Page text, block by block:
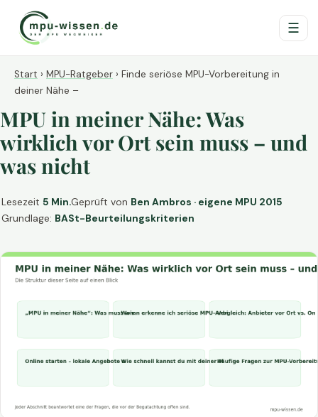
☰
Start › MPU-Ratgeber › Finde seriöse MPU-Vorbereitung in
deiner Nähe –
MPU in meiner Nähe: Was
wirklich vor Ort sein muss – und
was nicht
Lesezeit 5 Min.Geprüft von Ben Ambros · eigene MPU 2015
Grundlage: BASt-Beurteilungskriterien